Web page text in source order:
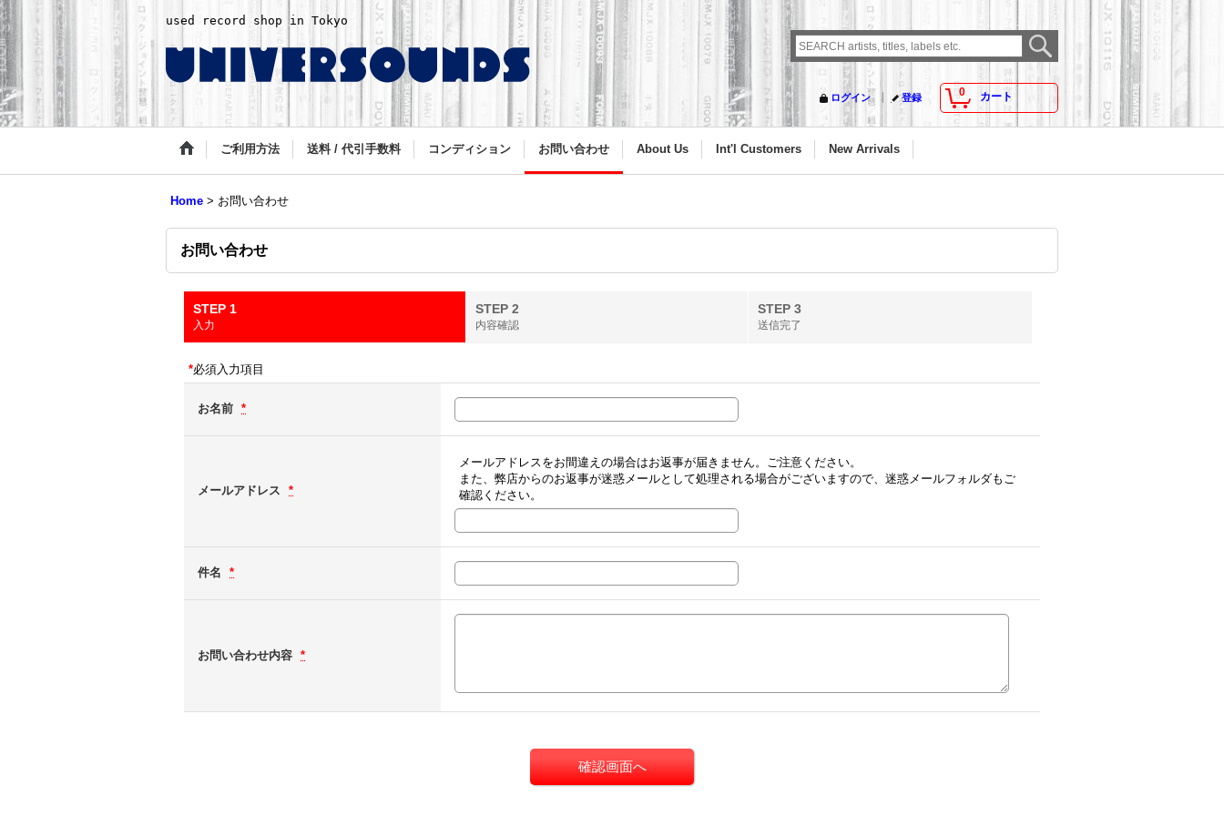
used record shop in Tokyo
0 カート
ログイン 登録
ご利用方法 送料 / 代引手数料 コンディション お問い合わせ About Us Int'l Customers New Arrivals
Home > お問い合わせ
お問い合わせ
STEP 1
入力
STEP 2
内容確認
STEP 3
送信完了
*必須入力項目
お名前 *
メールアドレス *
メールアドレスをお間違えの場合はお返事が届きません。ご注意ください。
また、弊店からのお返事が迷惑メールとして処理される場合がございますので、迷惑メールフォルダもご
確認ください。
件名 *
お問い合わせ内容 *